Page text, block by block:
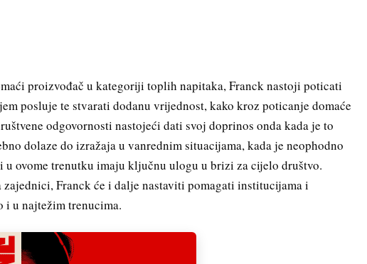
proizvođač u kategoriji toplih napitaka, Franck nastoji poticati
posluje te stvarati dodanu vrijednost, kako kroz poticanje domaće
odgovornosti nastojeći dati svoj doprinos onda kada je to
dolaze do izražaja u vanrednim situacijama, kada je neophodno
ovome trenutku imaju ključnu ulogu u brizi za cijelo društvo.
zajednici, Franck će i dalje nastaviti pomagati institucijama i
i u najtežim trenucima.